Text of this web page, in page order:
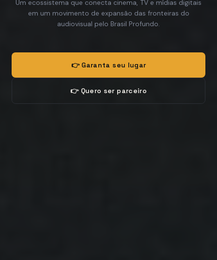
Um ecossistema que conecta cinema, TV e mídias digitais
em um movimento de expansão das fronteiras do
audiovisual pelo Brasil Profundo.
👉 Garanta seu lugar
👉 Quero ser parceiro